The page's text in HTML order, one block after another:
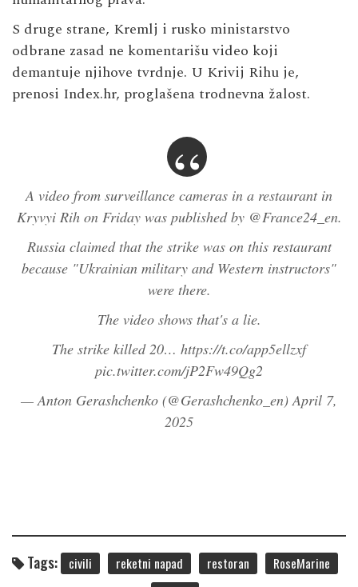
S druge strane, Kremlj i rusko ministarstvo
odbrane zasad ne komentarišu video koji
demantuje njihove tvrdnje. U Krivij Rihu je,
prenosi Index.hr, proglašena trodnevna žalost.
A video from surveillance cameras in a restaurant in
Kryvyi Rih on Friday was published by @France24_en.
Russia claimed that the strike was on this restaurant
because "Ukrainian military and Western instructors"
were there.
The video shows that's a lie.
The strike killed 20… https://t.co/app5ellzxf
pic.twitter.com/jP2Fw49Qg2
— Anton Gerashchenko (@Gerashchenko_en) April 7,
2025
Tags: civili reketni napad restoran
RoseMarine